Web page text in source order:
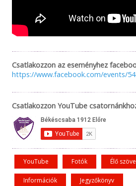
Csatlakozzon az eseményhez
https://www.facebook.com/events/
Csatlakozzon YouTube
YouTube Fotók Élő
Információk Jegyzőkönyv